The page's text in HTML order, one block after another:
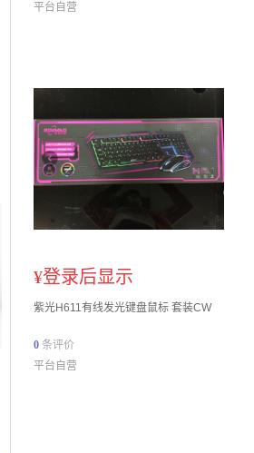
平台自营
¥登录后显示
紫光H611有线发光键盘鼠标 套装CW
0 条评价
平台自营